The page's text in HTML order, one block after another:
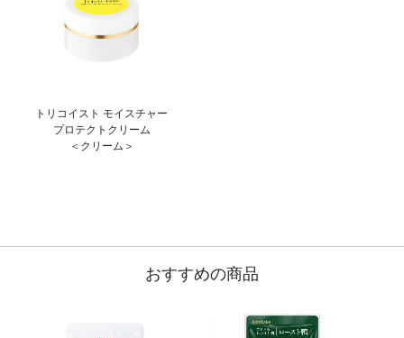
トリコイスト モイスチャー
プロテクトクリーム
＜クリーム＞
おすすめの商品